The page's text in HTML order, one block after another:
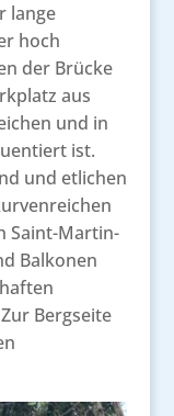
lange
hoch
der Brücke
aus
und in
ist.
und etlichen
Saint-Martin-
Balkonen
Bergseite